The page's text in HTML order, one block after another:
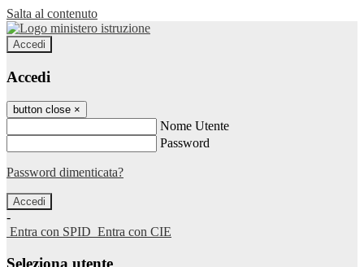
Salta al contenuto
Accedi
Accedi
button close ×
Nome Utente
Password
Password dimenticata?
-
Entra con SPID Entra con CIE
Seleziona utente